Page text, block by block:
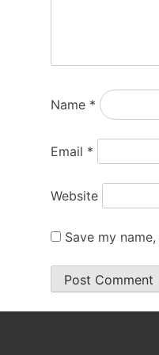
Name *
Email *
Website
Save my